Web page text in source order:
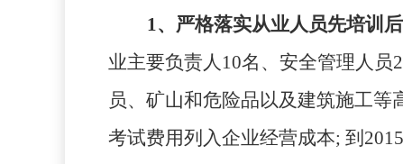
1、严格落实从业人员先培训后
业主要负责人 10名、安全管理人员
员、矿山和危险品以及建筑施工
考试费用列入企业经营成本; 到 2015